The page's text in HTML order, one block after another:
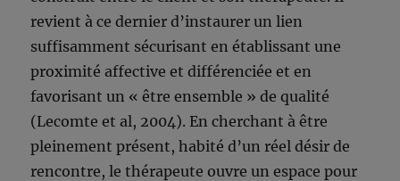
revient à ce dernier d’instaurer un lien
suffisamment sécurisant en établissant une
proximité affective et différenciée et en
favorisant un « être ensemble » de qualité
(Lecomte et al, 2004). En cherchant à être
pleinement présent, habité d’un réel désir de
rencontre, le thérapeute ouvre un espace pour